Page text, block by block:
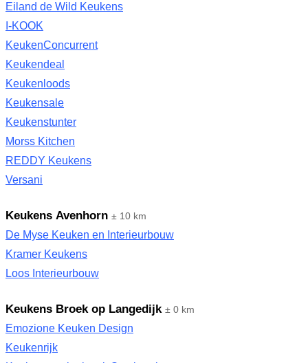
Eiland de Wild Keukens
I-KOOK
KeukenConcurrent
Keukendeal
Keukenloods
Keukensale
Keukenstunter
Morss Kitchen
REDDY Keukens
Versani
Keukens Avenhorn ± 10 km
De Myse Keuken en Interieurbouw
Kramer Keukens
Loos Interieurbouw
Keukens Broek op Langedijk ± 0 km
Emozione Keuken Design
Keukenrijk